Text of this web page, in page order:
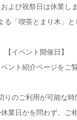
よび祝祭日は休業し
る「喫茶とまり木」と
【イベント開催日】
ント紹介ページをご
りのご利用が可能な時
業日かを問わず、ご